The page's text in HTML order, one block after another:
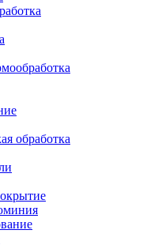
обработка